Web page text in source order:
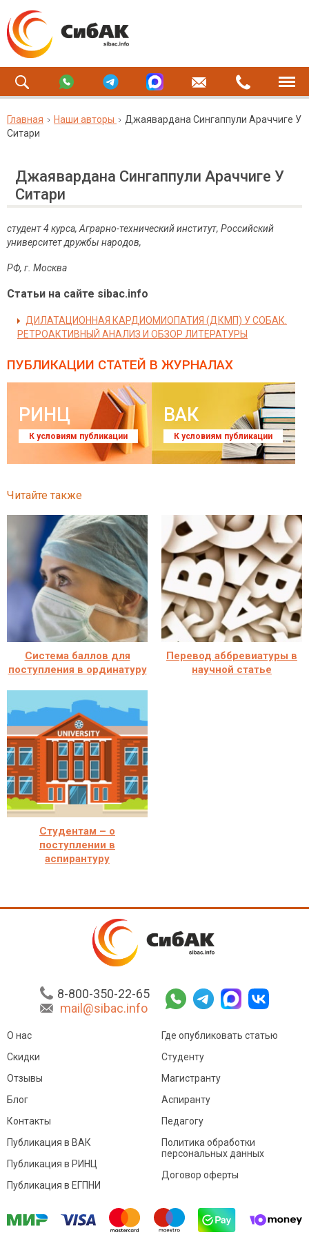
Главная Наши авторы
Джаявардана Сингаппули Араччиге У
Ситари
Джаявардана Сингаппули Араччиге У
Ситари
студент 4 курса, Аграрно-технический институт, Российский
университет дружбы народов,
РФ, г. Москва
Статьи на сайте sibac.info
ДИЛАТАЦИОННАЯ КАРДИОМИОПАТИЯ (ДКМП) У СОБАК.
РЕТРОАКТИВНЫЙ АНАЛИЗ И ОБЗОР ЛИТЕРАТУРЫ
ПУБЛИКАЦИИ СТАТЕЙ В ЖУРНАЛАХ
РИНЦ
К условиям публикации
ВАК
К условиям публикации
Читайте также
Система баллов для
поступления в ординатуру
Перевод аббревиатуры в
научной статье
Студентам – о
поступлении в
аспирантуру
8-800-350-22-65
mail@sibac.info
О нас
Скидки
Отзывы
Блог
Контакты
Где опубликовать статью
Студенту
Магистранту
Аспиранту
Педагогу
Публикация в ВАК
Публикация в РИНЦ
Публикация в ЕГПНИ
Политика обработки
персональных данных
Договор оферты